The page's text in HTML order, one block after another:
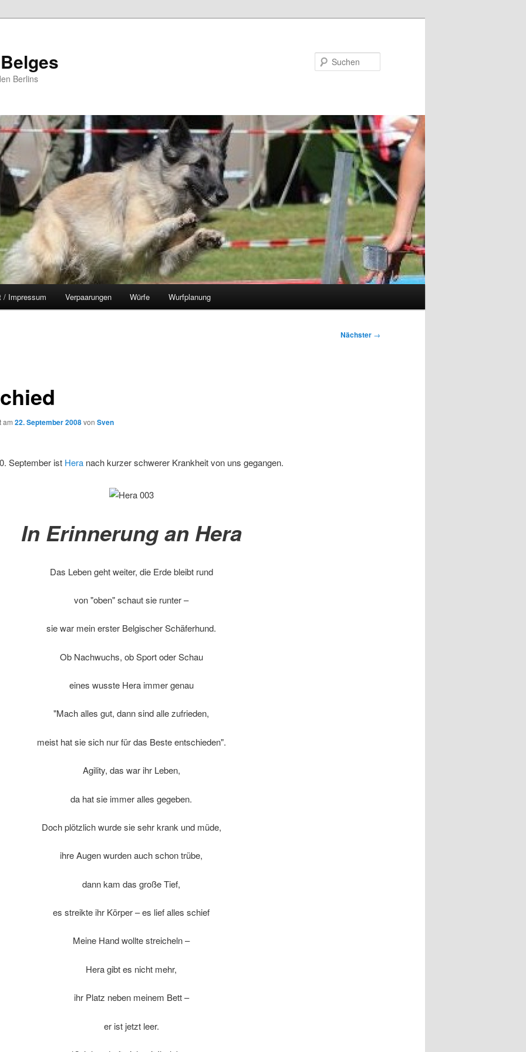
Berlins
/ Impressum Verpaarungen Würfe Wurfplanung
Nächster →
am 22. September 2008von Sven
September ist Hera nach kurzer schwerer Krankheit von uns gegangen.
In Erinnerung an Hera
Das Leben geht weiter, die Erde bleibt rund
von "oben" schaut sie runter –
sie war mein erster Belgischer Schäferhund.
Ob Nachwuchs, ob Sport oder Schau
eines wusste Hera immer genau
"Mach alles gut, dann sind alle zufrieden,
meist hat sie sich nur für das Beste entschieden".
Agility, das war ihr Leben,
da hat sie immer alles gegeben.
Doch plötzlich wurde sie sehr krank und müde,
ihre Augen wurden auch schon trübe,
dann kam das große Tief,
es streikte ihr Körper – es lief alles schief
Meine Hand wollte streicheln –
Hera gibt es nicht mehr,
ihr Platz neben meinem Bett –
er ist jetzt leer.